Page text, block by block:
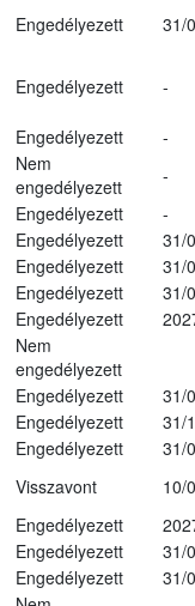
Engedélyezett
31/
Engedélyezett -
Engedélyezett
-
Nem
engedélyezett
-
Engedélyezett
-
Engedélyezett
31/
Engedélyezett
31/
Engedélyezett
31/
Engedélyezett
Nem
engedélyezett
Engedélyezett
31/
Engedélyezett
31/
Engedélyezett
31/
Visszavont
10/
Engedélyezett
Engedélyezett
31/
Engedélyezett
31/